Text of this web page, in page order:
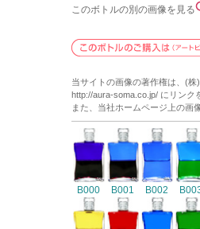
このボトルの別の画像を見る
当サイトの画像の著作権は、(
http://aura-soma.co.jp/ にリンク
また、当社ホームページ上の画
B000 B001 B002